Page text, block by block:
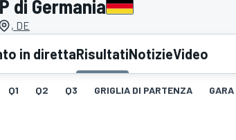
WEC
di Germania
, DE
in direttaRisultatiNotizieVideo
Q1 Q2 Q3 GRIGLIA DI PARTENZA GARA